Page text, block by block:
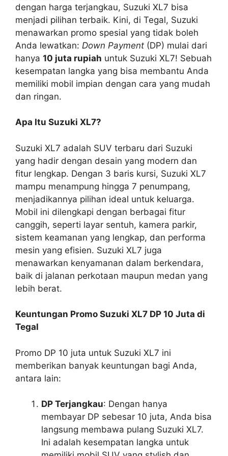
dengan harga terjangkau, Suzuki XL7 bisa
menjadi pilihan terbaik. Kini, di Tegal, Suzuki
menawarkan promo spesial yang tidak boleh
Anda lewatkan: Down Payment (DP) mulai dari
hanya 10 juta rupiah untuk Suzuki XL7! Sebuah
kesempatan langka yang bisa membantu Anda
memiliki mobil impian dengan cara yang mudah
dan ringan.
Apa Itu Suzuki XL7?
Suzuki XL7 adalah SUV terbaru dari Suzuki
yang hadir dengan desain yang modern dan
fitur lengkap. Dengan 3 baris kursi, Suzuki XL7
mampu menampung hingga 7 penumpang,
menjadikannya pilihan ideal untuk keluarga.
Mobil ini dilengkapi dengan berbagai fitur
canggih, seperti layar sentuh, kamera parkir,
sistem keamanan yang lengkap, dan performa
mesin yang efisien. Suzuki XL7 juga
menawarkan kenyamanan dalam berkendara,
baik di jalanan perkotaan maupun medan yang
lebih berat.
Keuntungan Promo Suzuki XL7 DP 10 Juta di
Tegal
Promo DP 10 juta untuk Suzuki XL7 ini
memberikan banyak keuntungan bagi Anda,
antara lain:
DP Terjangkau: Dengan hanya
membayar DP sebesar 10 juta, Anda bisa
langsung membawa pulang Suzuki XL7.
Ini adalah kesempatan langka untuk